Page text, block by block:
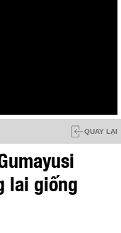
QUAY LẠI
lai giống